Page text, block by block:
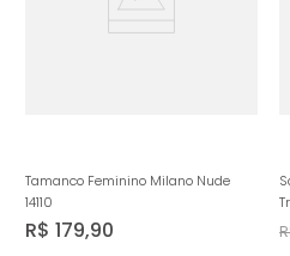
Tamanco Feminino Milano Nude
14110
R$ 179,90